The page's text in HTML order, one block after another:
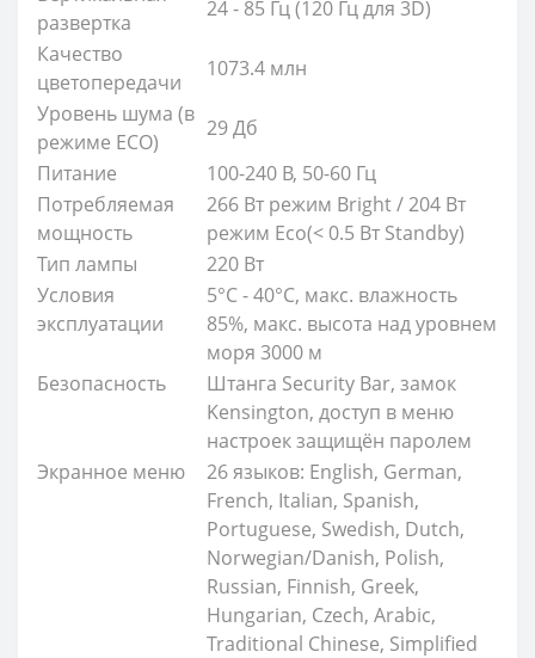
развертка
24 - 85 Гц (120 Гц для 3D)
Качество
цветопередачи
1073.4 млн
Уровень шума (в
режиме ECO)
29 Дб
Питание
100-240 В, 50-60 Гц
Потребляемая
мощность
266 Вт режим Bright / 204 Вт
режим Eco(< 0.5 Вт Standby)
Тип лампы
220 Вт
Условия
эксплуатации
5°C - 40°C, макс. влажность
85%, макс. высота над уровнем
моря 3000 м
Безопасность
Штанга Security Bar, замок
Kensington, доступ в меню
настроек защищён паролем
Экранное меню
26 языков: English, German,
French, Italian, Spanish,
Portuguese, Swedish, Dutch,
Norwegian/Danish, Polish,
Russian, Finnish, Greek,
Hungarian, Czech, Arabic,
Traditional Chinese, Simplified